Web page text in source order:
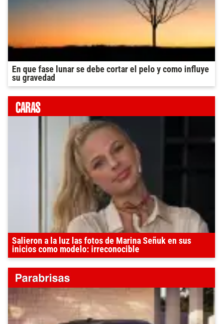
En que fase lunar se debe cortar el pelo y como influye
su gravedad
Salieron a la luz las fotos de Marina Señuk en sus
inicios como modelo: irreconocible